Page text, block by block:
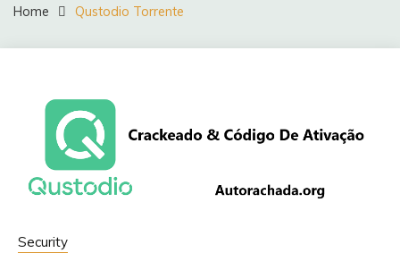
Home Qustodio Torrente
Security